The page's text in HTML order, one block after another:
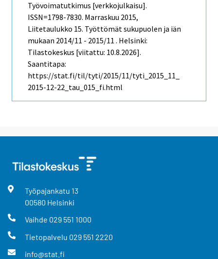
Työvoimatutkimus [verkkojulkaisu].
ISSN=1798-7830. Marraskuu 2015,
Liitetaulukko 15. Työttömät sukupuolen ja iän
mukaan 2014/11 - 2015/11 . Helsinki:
Tilastokeskus [viitattu: 10.8.2026].
Saantitapa:
https://stat.fi/til/tyti/2015/11/tyti_2015_11_
2015-12-22_tau_015_fi.html
Työpajankatu 13
00580 Helsinki
Vaihde 029 551 1000
Tietopalvelu 029 551 2220
info@stat.fi